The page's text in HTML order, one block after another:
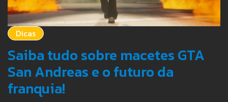
Dicas
Saiba tudo sobre macetes GTA
San Andreas e o futuro da
franquia!